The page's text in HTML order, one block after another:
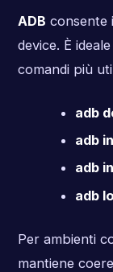
ADB consente
device. È
comandi più
adb
adb
adb
adb
Per ambienti
mantiene